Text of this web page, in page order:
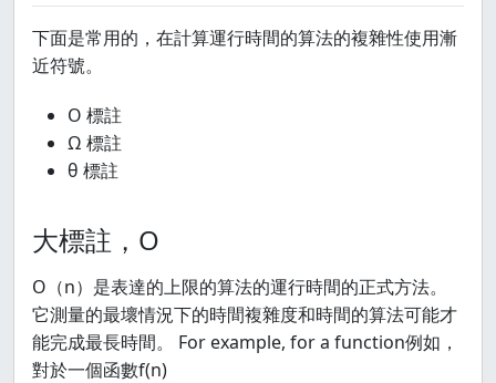
下面是常用的，在計算運行時間的算法的複雜性使用漸
近符號。
Ο 標註
Ω 標註
θ 標註
大標註，Ο
Ο（n）是表達的上限的算法的運行時間的正式方法。
它測量的最壞情況下的時間複雜度和時間的算法可能才
能完成最長時間。 For example, for a function例如，
對於一個函數f(n)